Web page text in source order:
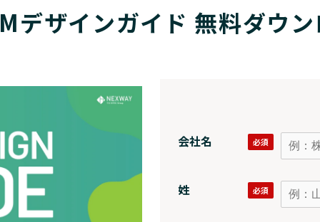
デザインガイド 無料ダウ
会社名
姓